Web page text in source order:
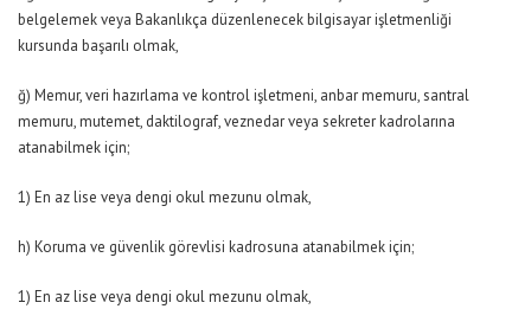
belgelemek veya Bakanlıkça düzenlenecek bilgisayar işletmenliği
kursunda başarılı olmak,
ğ) Memur, veri hazırlama ve kontrol işletmeni, anbar memuru, santral
memuru, mutemet, daktilograf, veznedar veya sekreter kadrolarına
atanabilmek için;
1) En az lise veya dengi okul mezunu olmak,
h) Koruma ve güvenlik görevlisi kadrosuna atanabilmek için;
1) En az lise veya dengi okul mezunu olmak,